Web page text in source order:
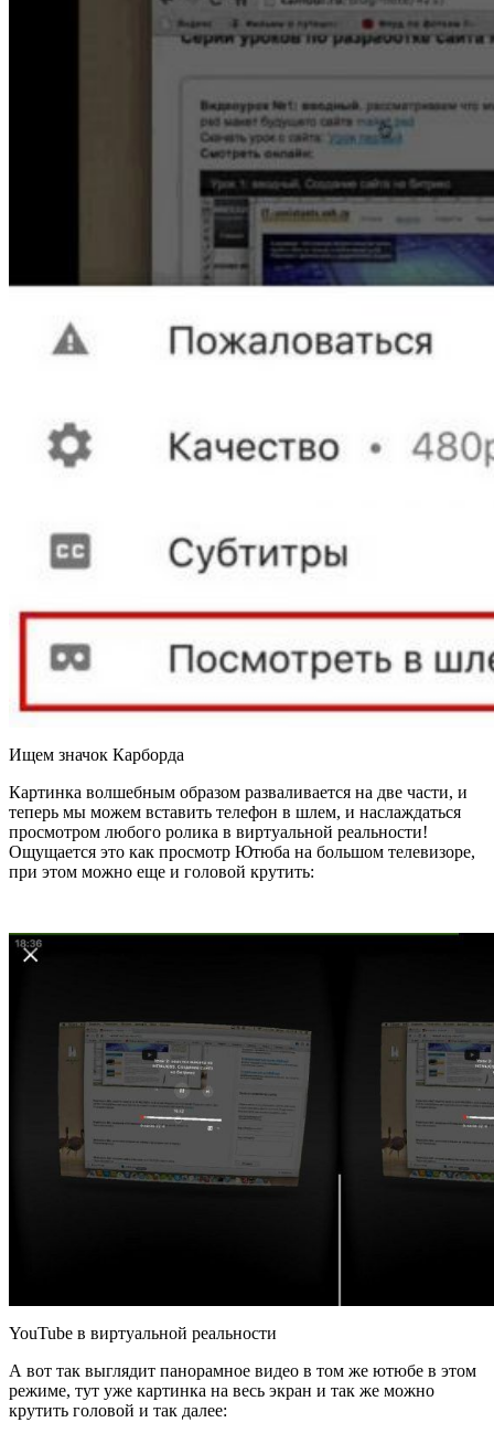
Ищем значок Карборда
Картинка волшебным образом разваливается на две части, и
теперь мы можем вставить телефон в шлем, и наслаждаться
просмотром любого ролика в виртуальной реальности!
Ощущается это как просмотр Ютюба на большом телевизоре,
при этом можно еще и головой крутить:
YouTube в виртуальной реальности
А вот так выглядит панорамное видео в том же ютюбе в этом
режиме, тут уже картинка на весь экран и так же можно
крутить головой и так далее: